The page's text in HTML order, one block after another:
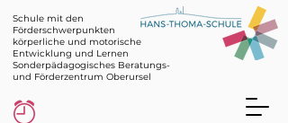
Schule mit den
Förderschwerpunkten
körperliche und motorische
Entwicklung und Lernen
Sonderpädagogisches Beratungs-
und Förderzentrum Oberursel